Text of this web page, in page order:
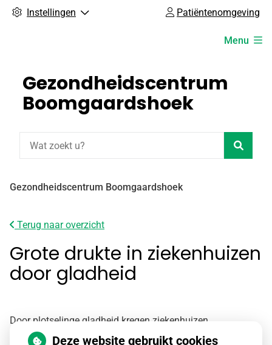
Instellingen Patiëntenomgeving
Menu
Gezondheidscentrum
Boomgaardshoek
Gezondheidscentrum Boomgaardshoek
Terug naar overzicht
Grote drukte in ziekenhuizen
door gladheid
Door plotselinge gladheid kregen ziekenhuizen
maandagmiddag te maken met grote drukte. Veel mensen
Deze website gebruikt cookies